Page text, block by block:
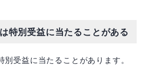
特別受益に当たることがある
受益に当たることがあります。